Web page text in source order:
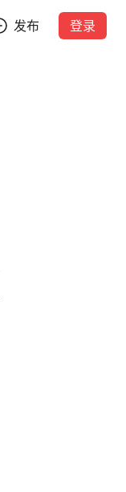
发布 登录